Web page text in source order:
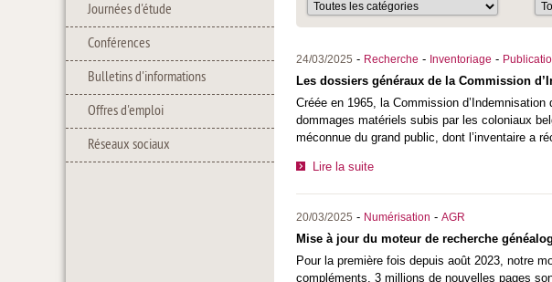
Journées d'étude
Conférences
Bulletins d'informations
Offres d'emploi
Réseaux sociaux
24/03/2025 - Recherche - Inventoriage -
Les dossiers généraux de la Commission
Créée en 1965, la Commission
dommages matériels subis par les coloniaux
méconnue du grand public, dont l’inventaire a
Lire la suite
20/03/2025 - Numérisation - AGR
Mise à jour du moteur de recherche
Pour la première fois depuis août 2023, notre
compléments, 3 millions de nouvelles pages